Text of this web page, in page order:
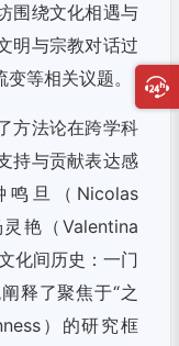
围绕文化相遇与
明与宗教对话过
等相关议题。
方法论在跨学科
持与贡献表达感
旦（Nicolas
艳（Valentina
化间历史：一门
释了聚焦于“之
）的研究框